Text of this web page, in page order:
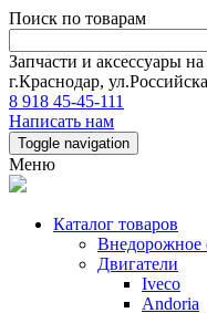
Поиск по товарам
Запчасти и аксессуары
г.Краснодар,
8 918 45-45-111
Написать нам
Toggle navigation
Меню
Каталог товаров
Внедорожное
Двигатели
Iveco
Andoria